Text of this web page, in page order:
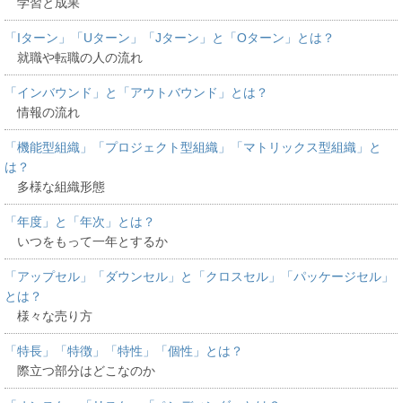
「Iターン」「Uターン」「Jターン」と「Oターン」とは？
就職や転職の人の流れ
「インバウンド」と「アウトバウンド」とは？
情報の流れ
「機能型組織」「プロジェクト型組織」「マトリックス型組織」と
は？
多様な組織形態
「年度」と「年次」とは？
いつをもって一年とするか
「アップセル」「ダウンセル」と「クロスセル」「パッケージセル」
とは？
様々な売り方
「特長」「特徴」「特性」「個性」とは？
際立つ部分はどこなのか